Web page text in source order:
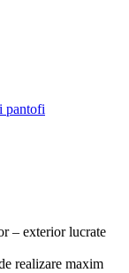
pantofi
– exterior lucrate
realizare maxim